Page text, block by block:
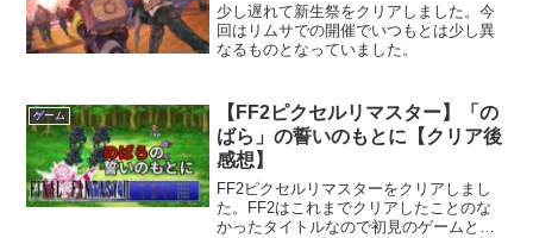
少し遅れて新生祭をクリアしました。今
回はリムサでの開催でいつもとは少し異
なるものとなっていました。
ゲーム
【FF2ピクセルリマスター】「の
ばら」の誓いのもとに【クリア後
感想】
FF2ピクセルリマスターをクリアしまし
た。FF2はこれまでクリアしたことのな
かったタイトルなので初見のゲームとし